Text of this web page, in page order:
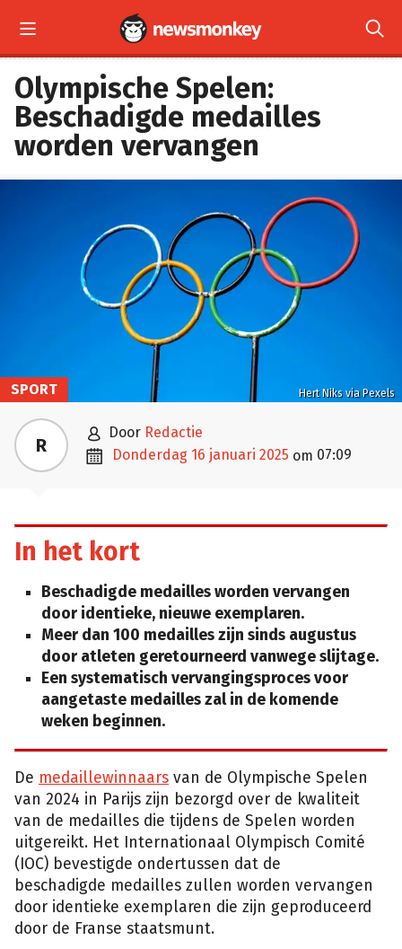
 
Olympische Spelen:
Beschadigde medailles
worden vervangen
Hert Niks via Pexels
SPORT
R  door Redactie
 donderdag 16 januari 2025 om 07:09
In het kort
Beschadigde medailles worden vervangen
door identieke, nieuwe exemplaren.
Meer dan 100 medailles zijn sinds augustus
door atleten geretourneerd vanwege slijtage.
Een systematisch vervangingsproces voor
aangetaste medailles zal in de komende
weken beginnen.
De medaillewinnaars van de Olympische Spelen
van 2024 in Parijs zijn bezorgd over de kwaliteit
van de medailles die tijdens de Spelen worden
uitgereikt. Het Internationaal Olympisch Comité
(IOC) bevestigde ondertussen dat de
beschadigde medailles zullen worden vervangen
door identieke exemplaren die zijn geproduceerd
door de Franse staatsmunt.